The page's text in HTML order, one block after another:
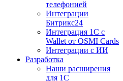
телефонией
Интеграции
Битрикс24
Интеграция 1С с
Wallet от OSMI Cards
Интеграции с ИИ
Разработка
Наши расширения
для 1С